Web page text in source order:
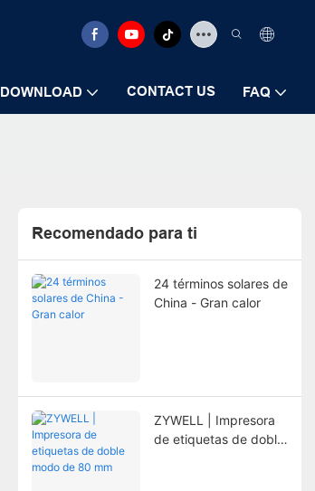
DOWNLOAD CONTACT US FAQ
Recomendado para ti
24 términos solares de
China - Gran calor
ZYWELL | Impresora
de etiquetas de doble